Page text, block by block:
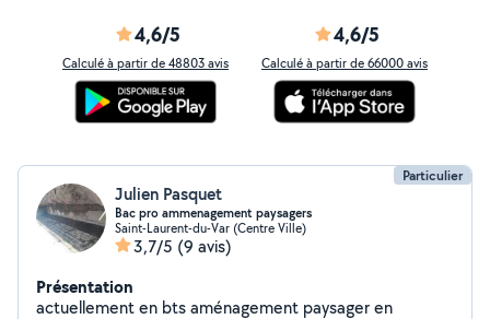
4,6/5
Calculé à partir de 48803 avis
4,6/5
Calculé à partir de 66000 avis
Particulier
Julien Pasquet
Bac pro ammenagement paysagers
Saint-Laurent-du-Var (Centre Ville)
3,7/5 (9 avis)
Présentation
actuellement en bts aménagement paysager en